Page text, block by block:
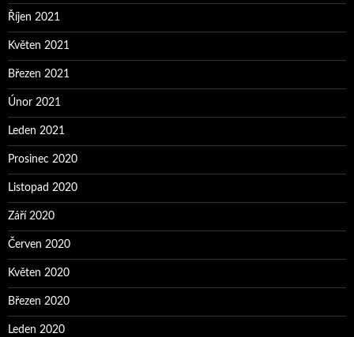
Říjen 2021
Květen 2021
Březen 2021
Únor 2021
Leden 2021
Prosinec 2020
Listopad 2020
Září 2020
Červen 2020
Květen 2020
Březen 2020
Leden 2020